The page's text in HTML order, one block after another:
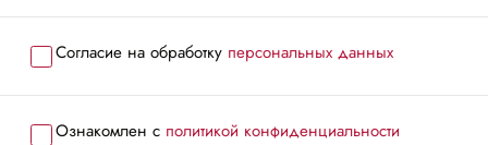
Согласие на обработку персональных данных
Ознакомлен с политикой конфиденциальности